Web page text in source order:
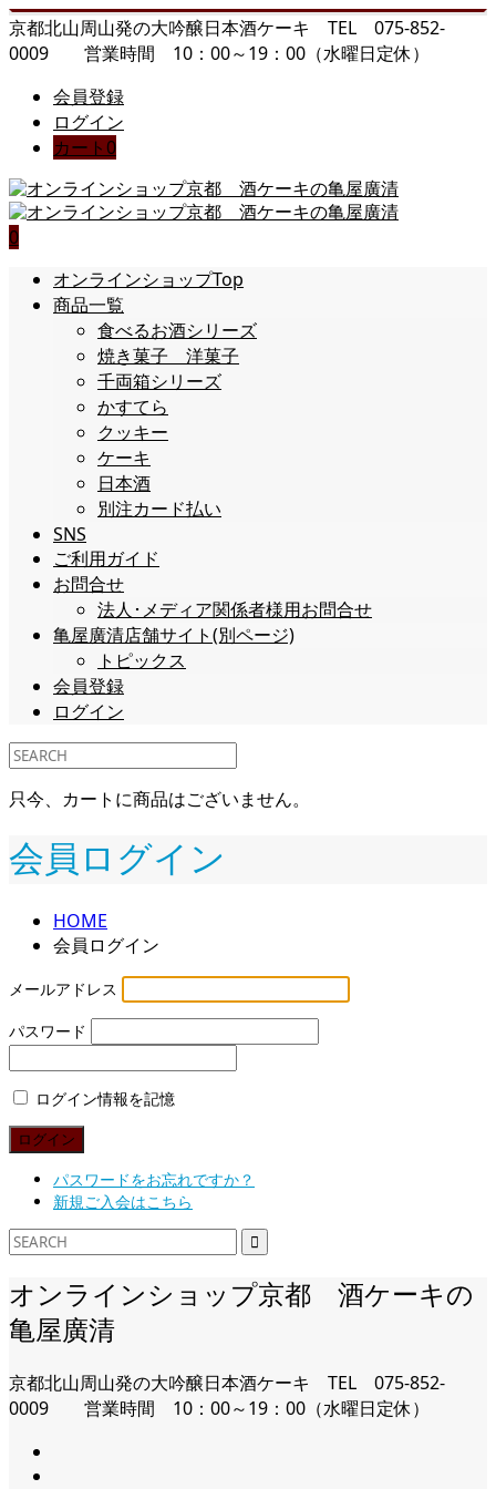
京都北山周山発の大吟醸日本酒ケーキ TEL 075-852-
0009 営業時間 10：00～19：00（水曜日定休）
会員登録
ログイン
カート 0
0
オンラインショップTop
商品一覧
食べるお酒シリーズ
焼き菓子 洋菓子
千両箱シリーズ
かすてら
クッキー
ケーキ
日本酒
別注カード払い
SNS
ご利用ガイド
お問合せ
法人･メディア関係者様用お問合せ
亀屋廣清店舗サイト(別ページ)
トピックス
会員登録
ログイン
只今、カートに商品はございません。
会員ログイン
HOME
会員ログイン
メールアドレス
パスワード
ログイン情報を記憶
パスワードをお忘れですか？
新規ご入会はこちら
オンラインショップ京都 酒ケーキの
亀屋廣清
京都北山周山発の大吟醸日本酒ケーキ TEL 075-852-
0009 営業時間 10：00～19：00（水曜日定休）